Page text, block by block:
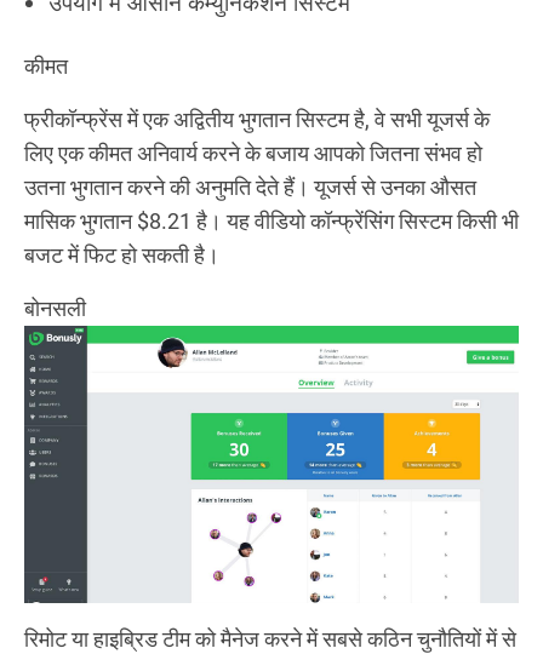
कीमत
फ्रीकॉन्फ्रेंस में एक अद्वितीय भुगतान सिस्टम है, वे सभी यूजर्स के
लिए एक कीमत अनिवार्य करने के बजाय आपको जितना संभव हो
उतना भुगतान करने की अनुमति देते हैं। यूजर्स से उनका औसत
मासिक भुगतान $8.21 है। यह वीडियो कॉन्फ्रेंसिंग सिस्टम किसी भी
बजट में फिट हो सकती है।
बोनसली
रिमोट या हाइब्रिड टीम को मैनेज करने में सबसे कठिन चुनौतियों में से